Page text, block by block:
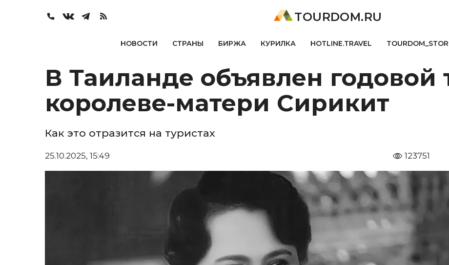
TOURDOM.RU
НОВОСТИ СТРАНЫ БИРЖА КУРИЛКА HOTLINE.TRAVEL
В Таиланде объявлен годовой
королеве-матери Сирикит
Как это отразится на туристах
25.10.2025, 15:49 123751